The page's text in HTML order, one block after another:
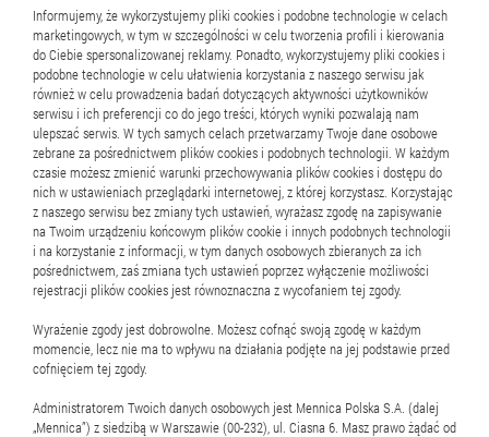
Informujemy, że wykorzystujemy pliki cookies i podobne technologie w celach
marketingowych, w tym w szczególności w celu tworzenia profili i kierowania
do Ciebie spersonalizowanej reklamy. Ponadto, wykorzystujemy pliki cookies i
podobne technologie w celu ułatwienia korzystania z naszego serwisu jak
również w celu prowadzenia badań dotyczących aktywności użytkowników
serwisu i ich preferencji co do jego treści, których wyniki pozwalają nam
ulepszać serwis. W tych samych celach przetwarzamy Twoje dane osobowe
zebrane za pośrednictwem plików cookies i podobnych technologii. W każdym
czasie możesz zmienić warunki przechowywania plików cookies i dostępu do
nich w ustawieniach przeglądarki internetowej, z której korzystasz. Korzystając
z naszego serwisu bez zmiany tych ustawień, wyrażasz zgodę na zapisywanie
na Twoim urządzeniu końcowym plików cookie i innych podobnych technologii
i na korzystanie z informacji, w tym danych osobowych zbieranych za ich
pośrednictwem, zaś zmiana tych ustawień poprzez wyłączenie możliwości
rejestracji plików cookies jest równoznaczna z wycofaniem tej zgody.
Wyrażenie zgody jest dobrowolne. Możesz cofnąć swoją zgodę w każdym
momencie, lecz nie ma to wpływu na działania podjęte na jej podstawie przed
cofnięciem tej zgody.
Administratorem Twoich danych osobowych jest Mennica Polska S.A. (dalej
„Mennica”) z siedzibą w Warszawie (00-232), ul. Ciasna 6. Masz prawo żądać od
26.02.2026
Raport bieżący nr 04/2026
Zawarcie przez Emitenta aneksu do umowy linii
wieloproduktowej
1 2 3 4 5 .. 144
Raport okresowy
Sprawozdanie RN